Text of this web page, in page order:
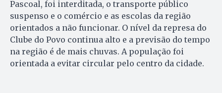
Pascoal, foi interditada, o transporte público
suspenso e o comércio e as escolas da região
orientados a não funcionar. O nível da represa do
Clube do Povo continua alto e a previsão do tempo
na região é de mais chuvas. A população foi
orientada a evitar circular pelo centro da cidade.